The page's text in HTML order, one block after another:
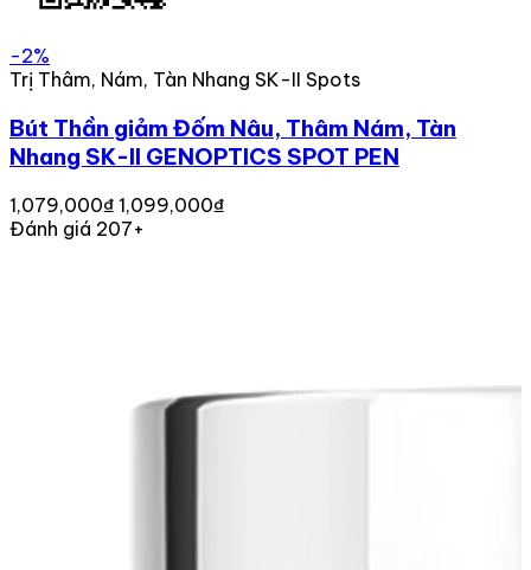
-2%
Trị Thâm, Nám, Tàn Nhang SK-II Spots
Bút Thần giảm Đốm Nâu, Thâm Nám, Tàn
Nhang SK-II GENOPTICS SPOT PEN
1,079,000₫ 1,099,000₫
Đánh giá 207+